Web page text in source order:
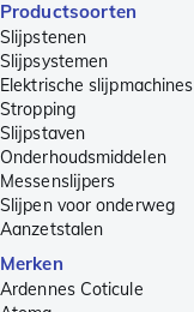
Productsoorten
Slijpstenen
Slijpsystemen
Elektrische slijpmachines
Stropping
Slijpstaven
Onderhoudsmiddelen
Messenslijpers
Slijpen voor onderweg
Aanzetstalen
Merken
Ardennes Coticule